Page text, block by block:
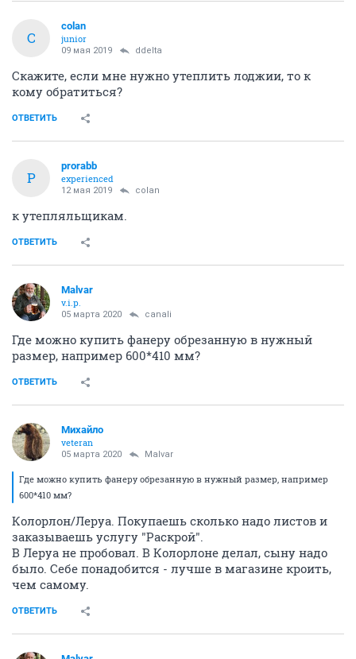
C
colan
junior
09 мая 2019 ddelta
Скажите, если мне нужно утеплить лоджии, то к
кому обратиться?
ОТВЕТИТЬ
P
prorabb
experienced
12 мая 2019 colan
к утепляльщикам.
ОТВЕТИТЬ
Malvar
v.i.p.
05 марта 2020 canali
Где можно купить фанеру обрезанную в нужный
размер, например 600*410 мм?
ОТВЕТИТЬ
Михайло
veteran
05 марта 2020 Malvar
Где можно купить фанеру обрезанную в нужный размер, например
600*410 мм?
Колорлон/Леруа. Покупаешь сколько надо листов и
заказываешь услугу "Раскрой".
В Леруа не пробовал. В Колорлоне делал, сыну надо
было. Себе понадобится - лучше в магазине кроить,
чем самому.
ОТВЕТИТЬ